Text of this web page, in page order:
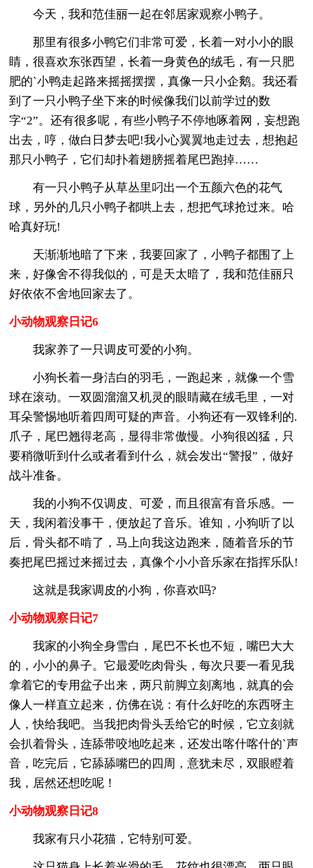
今天，我和范佳丽一起在邻居家观察小鸭子。
那里有很多小鸭它们非常可爱，长着一对小小的眼
睛，很喜欢东张西望，长着一身黄色的绒毛，有一只肥
肥的`小鸭走起路来摇摇摆摆，真像一只小企鹅。我还看
到了一只小鸭子坐下来的时候像我们以前学过的数
字“2”。还有很多呢，有些小鸭子不停地啄着网，妄想跑
出去，哼，做白日梦去吧!我小心翼翼地走过去，想抱起
那只小鸭子，它们却扑着翅膀摇着尾巴跑掉……
有一只小鸭子从草丛里叼出一个五颜六色的花气
球，另外的几只小鸭子都哄上去，想把气球抢过来。哈
哈真好玩!
天渐渐地暗了下来，我要回家了，小鸭子都围了上
来，好像舍不得我似的，可是天太暗了，我和范佳丽只
好依依不舍地回家去了。
小动物观察日记6
我家养了一只调皮可爱的小狗。
小狗长着一身洁白的羽毛，一跑起来，就像一个雪
球在滚动。一双圆溜溜又机灵的眼睛藏在绒毛里，一对
耳朵警惕地听着四周可疑的声音。小狗还有一双锋利的.
爪子，尾巴翘得老高，显得非常傲慢。小狗很凶猛，只
要稍微听到什么或者看到什么，就会发出“警报”，做好
战斗准备。
我的小狗不仅调皮、可爱，而且很富有音乐感。一
天，我闲着没事干，便放起了音乐。谁知，小狗听了以
后，骨头都不啃了，马上向我这边跑来，随着音乐的节
奏把尾巴摇过来摇过去，真像个小小音乐家在指挥乐队!
这就是我家调皮的小狗，你喜欢吗?
小动物观察日记7
我家的小狗全身雪白，尾巴不长也不短，嘴巴大大
的，小小的鼻子。它最爱吃肉骨头，每次只要一看见我
拿着它的专用盆子出来，两只前脚立刻离地，就真的会
像人一样直立起来，仿佛在说：有什么好吃的东西呀主
人，快给我吧。当我把肉骨头丢给它的时候，它立刻就
会扒着骨头，连舔带咬地吃起来，还发出喀什喀什的`声
音，吃完后，它舔舔嘴巴的四周，意犹未尽，双眼瞪着
我，居然还想吃呢！
小动物观察日记8
我家有只小花猫，它特别可爱。